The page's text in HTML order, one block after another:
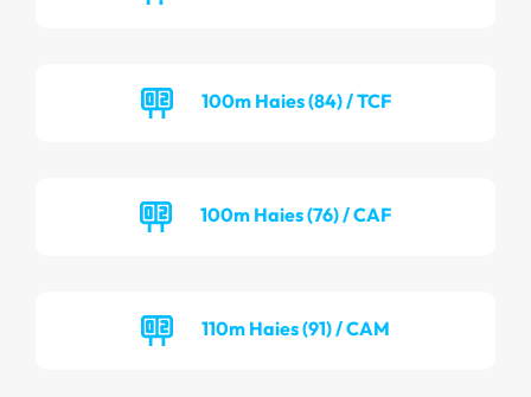
100m Haies (84) / TCF
100m Haies (76) / CAF
110m Haies (91) / CAM